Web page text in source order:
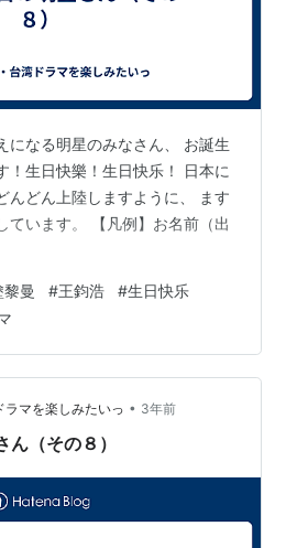
になる明星のみなさん、 お誕生
！生日快樂！生日快乐！ 日本に
んどん上陸しますように、 ます
ています。 【凡例】お名前（出
未央-BIOU-、明朝皇伝 ～大王
（大明皇妃-Empress of the
后と帝の紡ぐ愛～、三国志～趙
長相思（ちょうそうし）（原
僕らは ～チャオ家の軌跡～、
に輝く虹の如…
黎曼 #王鈞浩 #生日快乐
マを楽しみたいっ • 3年前
（その８）